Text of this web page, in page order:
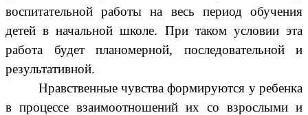
воспитательной работы на весь период обучения
детей в начальной школе. При таком условии эта
работа будет планомерной, последовательной и
результативной.
Нравственные чувства формируются у ребенка
в процессе взаимоотношений их со взрослыми и